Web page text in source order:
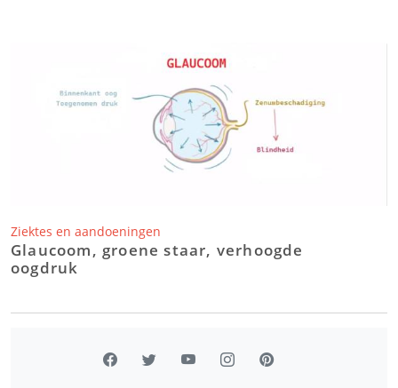
Ziektes en aandoeningen
Glaucoom, groene staar, verhoogde
oogdruk